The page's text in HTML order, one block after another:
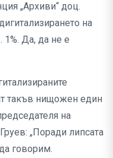
„Архиви“ доц.
на
Да, да не е
такъв нищожен един
на
„Поради липсата
говорим.